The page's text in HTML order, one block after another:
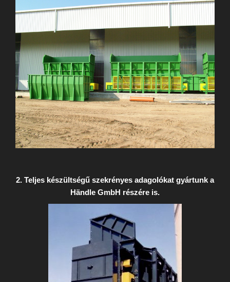
2. Teljes készültségű szekrényes adagolókat gyártunk a
Händle GmbH részére is.